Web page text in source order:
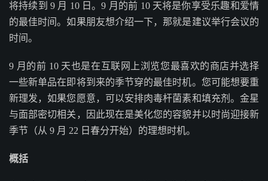
将持续到 9 月 10 日。9 月的前 10 天将是你享受乐趣和爱情
的最佳时间。如果朋友想介绍一下，那就是建议举行会议的
时间。
9 月的前 10 天也是在互联网上浏览您最喜欢的商店并选择
一些新单品在即将到来的季节穿的最佳时机。您可能想要重
新理发，如果您愿意，可以安排肉毒杆菌素和填充剂。金星
与面部密切相关，因此现在是美化您的容貌并以时尚迎接新
季节（从 9 月 22 日春分开始）的理想时机。
概括